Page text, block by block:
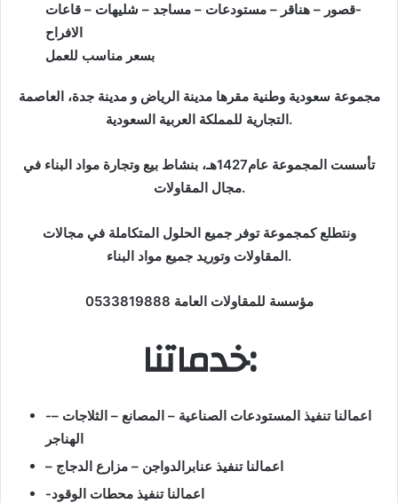
-قصور – هناقر – مستودعات – مساجد – شليهات – قاعات
الافراح
بسعر مناسب للعمل
مجموعة سعودية وطنية مقرها مدينة الرياض و مدينة جدة، العاصمة
التجارية للمملكة العربية السعودية.
تأسست المجموعة عام1427هـ، بنشاط بيع وتجارة مواد البناء في
مجال المقاولات.
ونتطلع كمجموعة توفر جميع الحلول المتكاملة في مجالات
المقاولات وتوريد جميع مواد البناء.
مؤسسة للمقاولات العامة 0533819888
خدماتنا:
-اعمالنا تنفيذ المستودعات الصناعية – المصانع – الثلاجات –
الهناجر
– اعمالنا تنفيذ عنابرالدواجن – مزارع الدجاج
-اعمالنا تنفيذ محطات الوقود